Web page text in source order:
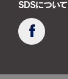
SDSについて